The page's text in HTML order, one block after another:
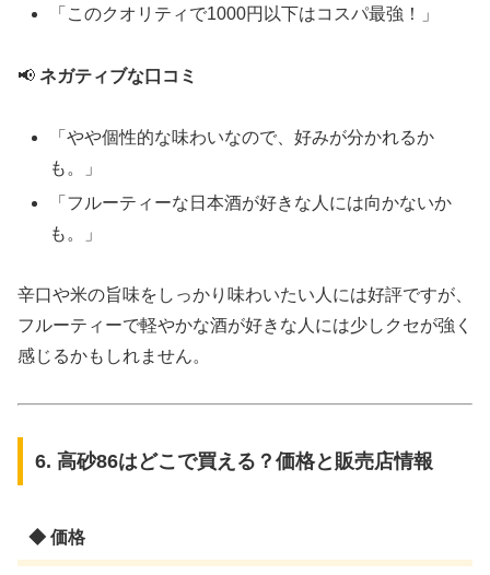
「このクオリティで1000円以下はコスパ最強！」
📢 ネガティブな口コミ
「やや個性的な味わいなので、好みが分かれるか
も。」
「フルーティーな日本酒が好きな人には向かないか
も。」
辛口や米の旨味をしっかり味わいたい人には好評ですが、
フルーティーで軽やかな酒が好きな人には少しクセが強く
感じるかもしれません。
6. 高砂86はどこで買える？価格と販売店情報
◆ 価格